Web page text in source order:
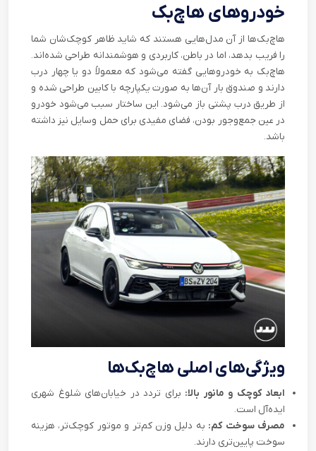
خودروهای هاچ‌بک
هاچ‌بک‌ها از آن مدل‌هایی هستند که شاید ظاهر کوچک‌شان شما
را فریب بدهد، اما در باطن، کاربردی و هوشمندانه طراحی شده‌اند.
هاچ‌بک به خودروهایی گفته می‌شود که معمولاً دو یا چهار درب
دارند و صندوق بار آن‌ها به صورت یکپارچه با کابین طراحی شده و
از طریق درب پشتی باز می‌شود. این ساختار سبب می‌شود خودرو
در عین جمع‌وجور بودن، فضای مفیدی برای حمل وسایل نیز داشته
باشد.
ویژگی‌های اصلی هاچ‌بک‌ها
ابعاد کوچک و مانور بالا: برای تردد در خیابان‌های شلوغ شهری
ایده‌آل است.
مصرف سوخت کم: به دلیل وزن کم‌تر و موتور کوچک‌تر، هزینه
سوخت پایین‌تری دارند.